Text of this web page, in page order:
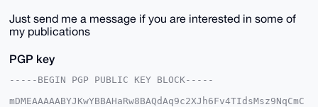
Just send me a message if you are interested in some of
my publications
PGP key
-----BEGIN PGP PUBLIC KEY BLOCK-----
mDMEAAAAABYJKwYBBAHaRw8BAQdAq9c2XJh6Fv4TIdsMsz9NqCmC